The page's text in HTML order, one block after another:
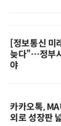
[정보통신 미
늦다”…정부
야
카카오톡,
외로 성장판